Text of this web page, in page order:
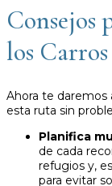
Consejos
los
Ahora te daremos
esta ruta sin
Planifica
de cada
refugios y,
para evitar